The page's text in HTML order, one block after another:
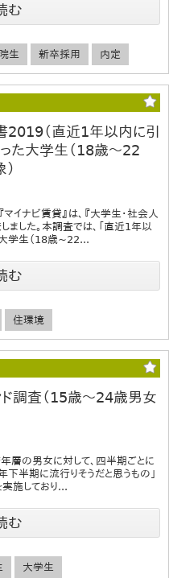
む
生 新卒採用 内定
2019（直近1年以内に引
た大学生（18歳～22
イナビ賃貸』は、『大学生・社会人
した。本調査では、「直近1年以
大学生（18歳~22...
む
住環境
調査（15歳～24歳男女
層の男女に対して、四半期ごとに
年下半期に流行りそうだと思うもの」
実施しており...
む
大学生